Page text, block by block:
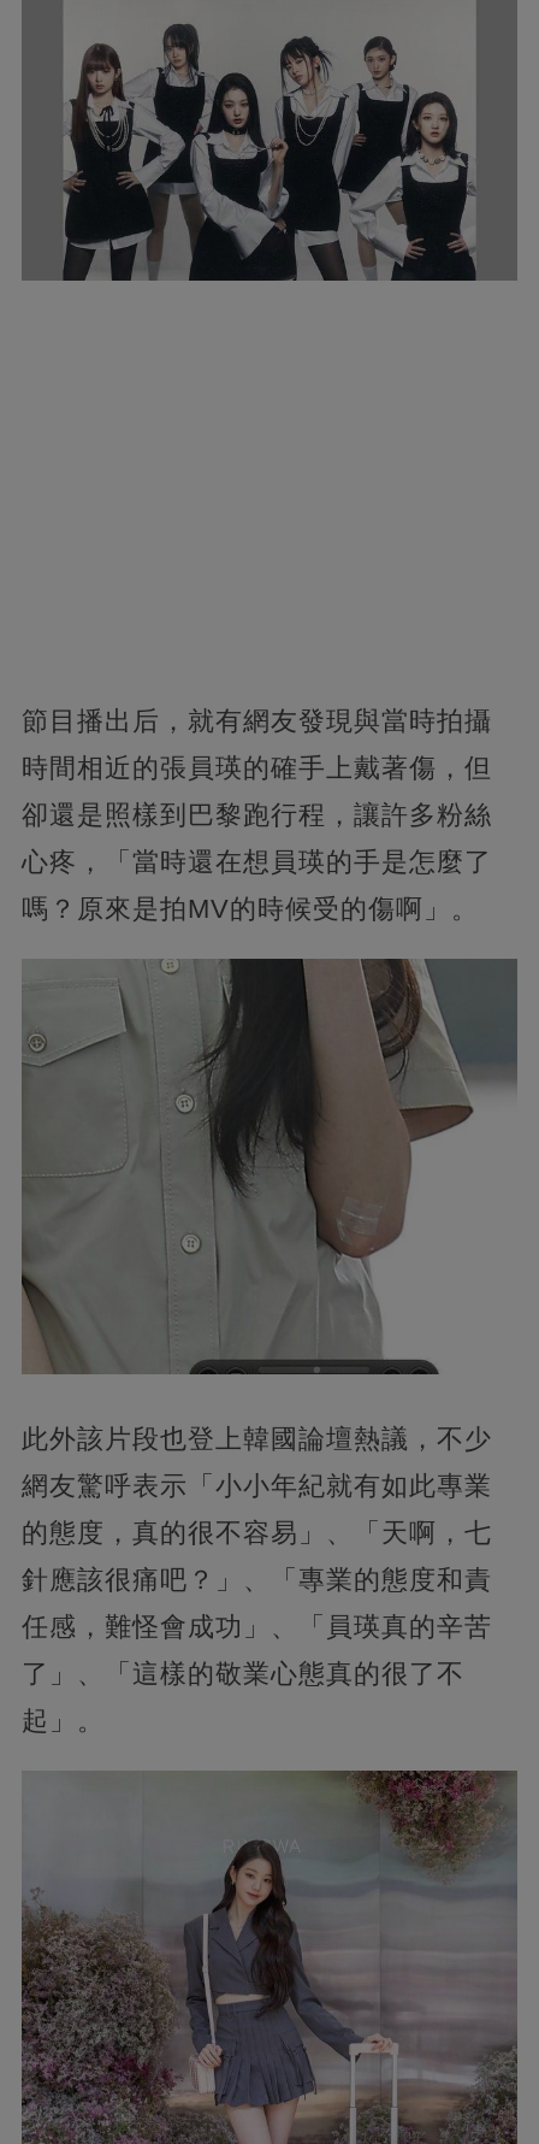
節目播出后，就有網友發現與當時拍攝
時間相近的張員瑛的確手上戴著傷，但
卻還是照樣到巴黎跑行程，讓許多粉絲
心疼，「當時還在想員瑛的手是怎麼了
嗎？原來是拍MV的時候受的傷啊」。
此外該片段也登上韓國論壇熱議，不少
網友驚呼表示「小小年紀就有如此專業
的態度，真的很不容易」、「天啊，七
針應該很痛吧？」、「專業的態度和責
任感，難怪會成功」、「員瑛真的辛苦
了」、「這樣的敬業心態真的很了不
起」。